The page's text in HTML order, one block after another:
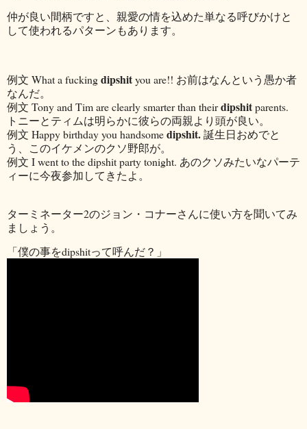
仲が良い間柄ですと、親愛の情を込めた単なる呼びかけと
して使われるパターンもあります。
例文 What a fuckingdipshityou are!! お前はなんという愚か者
なんだ。
例文 Tony and Tim are clearly smarter than theirdipshitparents.
トニーとティムは明らかに彼らの両親より頭が良い。
例文 Happy birthday you handsomedipshit.誕生日おめでと
う、このイケメンのクソ野郎が。
例文 I went to the dipshit party tonight. あのクソみたいなパーテ
ィーに今夜参加してきたよ。
ターミネーター2のジョン・コナーさんに使い方を聞いてみ
ましょう。
「僕の事をdipshitって呼んだ？」